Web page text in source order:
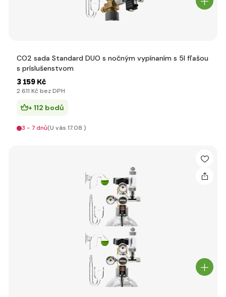
CO2 sada Standard DUO s nočným vypínaním s 5l fľašou
s príslušenstvom
3 159 Kč
2 611 Kč bez DPH
+ 112 bodů
3 - 7 dnů(U vás 17.08.)